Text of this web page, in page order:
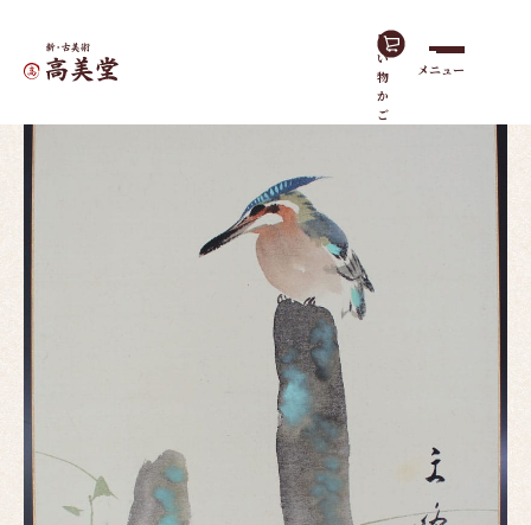
買
い
物
か
ご
メニュー
ホーム作品一覧